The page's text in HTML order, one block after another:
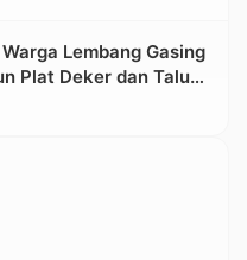
Lembang Gasing
Plat Deker dan Talut
Antar Lembang